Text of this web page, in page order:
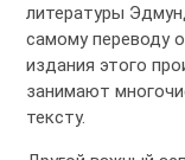
литературы
самому переводу
издания этого
занимают
тексту.